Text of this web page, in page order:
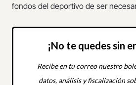
fondos del deportivo de ser
¡No te quedes sin
Recibe en tu correo nuestro
datos, análisis y fiscalización